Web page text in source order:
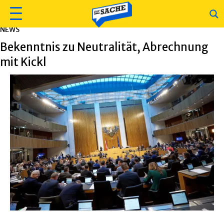
NEWS
Bekenntnis zu Neutralität, Abrechnung
mit Kickl